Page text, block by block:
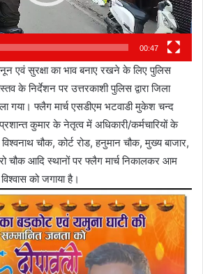
00:47
एवं सुरक्षा का भाव बनाए रखने के लिए पुलिस
के निर्देशन पर उत्तरकाशी पुलिस द्वारा जिला
गया। फ्लैग मार्च एसडीएम भटवाडी मुकेश चन्द
कुमार के नेतृत्व में अधिकारी/कर्मचारियों के
विश्वनाथ चौक, कोर्ट रोड, हनुमान चौक, मुख्य बाजार,
चौक आदि स्थानों पर फ्लैग मार्च निकालकर आम
को जगाया है।